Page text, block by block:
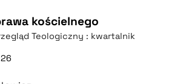
kościelnego
Teologiczny : kwartalnik